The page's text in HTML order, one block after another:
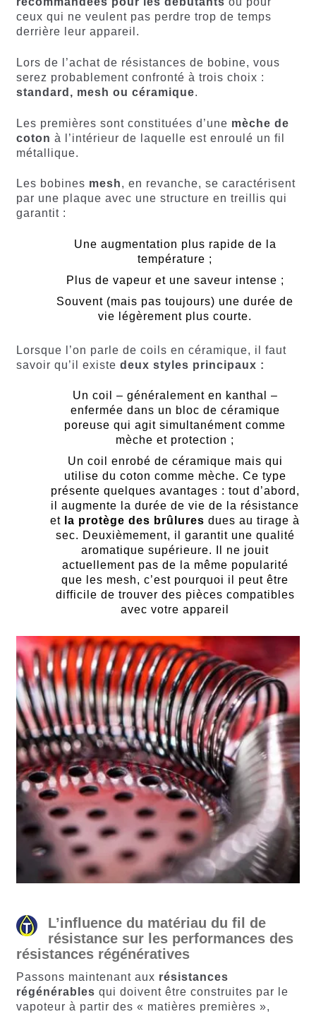
ceux qui ne veulent pas perdre trop de temps
derrière leur appareil.
Lors de l’achat de résistances de bobine, vous
serez probablement confronté à trois choix :
standard, mesh ou céramique.
Les premières sont constituées d’une mèche de
coton à l’intérieur de laquelle est enroulé un fil
métallique.
Les bobines mesh, en revanche, se caractérisent
par une plaque avec une structure en treillis qui
garantit :
Une augmentation plus rapide de la
température ;
Plus de vapeur et une saveur intense ;
Souvent (mais pas toujours) une durée de
vie légèrement plus courte.
Lorsque l’on parle de coils en céramique, il faut
savoir qu’il existe deux styles principaux :
Un coil – généralement en kanthal –
enfermée dans un bloc de céramique
poreuse qui agit simultanément comme
mèche et protection ;
Un coil enrobé de céramique mais qui
utilise du coton comme mèche. Ce type
présente quelques avantages : tout d’abord,
il augmente la durée de vie de la résistance
et la protège des brûlures dues au tirage à
sec. Deuxièmement, il garantit une qualité
aromatique supérieure. Il ne jouit
actuellement pas de la même popularité
que les mesh, c’est pourquoi il peut être
difficile de trouver des pièces compatibles
avec votre appareil
L’influence du matériau du fil de
résistance sur les performances des
résistances régénératives
Passons maintenant aux résistances
régénérables qui doivent être construites par le
vapoteur à partir des « matières premières »,